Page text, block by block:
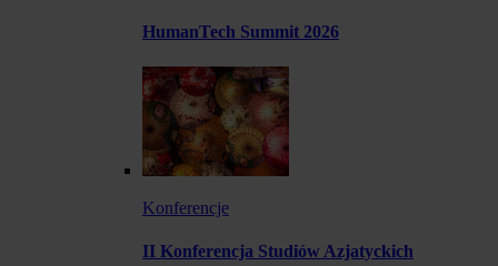
HumanTech Summit 2026
Konferencje
II Konferencja Studiów Azjatyckich